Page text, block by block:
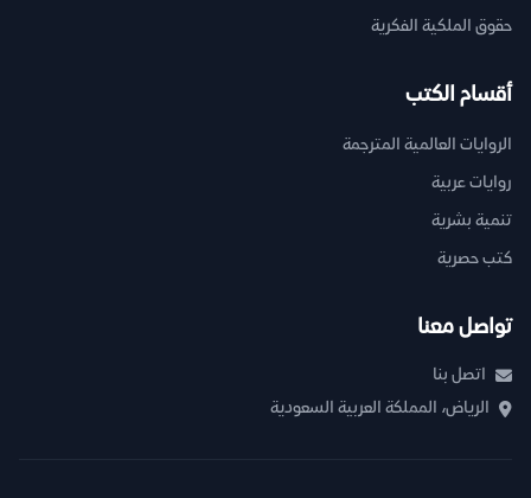
حقوق الملكية الفكرية
أقسام الكتب
الروايات العالمية المترجمة
روايات عربية
تنمية بشرية
كتب حصرية
تواصل معنا
اتصل بنا
الرياض، المملكة العربية السعودية